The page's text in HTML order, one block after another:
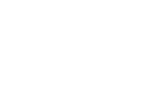
dari orang-orang